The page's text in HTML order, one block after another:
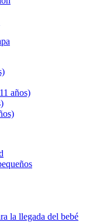
años)
la llegada del bebé